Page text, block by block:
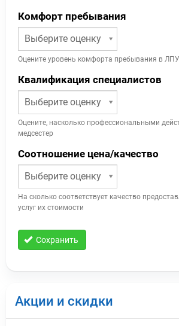
Комфорт пребывания
Выберите оценку
Оцените уровень комфорта пребывания в ЛПУ
Квалификация специалистов
Выберите оценку
Оцените, насколько профессиональными
медсестер
Соотношение цена/качество
Выберите оценку
На сколько соответствует качество
услуг их стоимости
Сохранить
Акции и скидки